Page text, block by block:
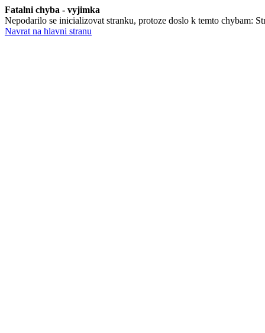
Fatalni chyba - vyjimka
Nepodarilo se inicializovat stranku, protoze doslo k temto chybam:
Navrat na hlavni stranu